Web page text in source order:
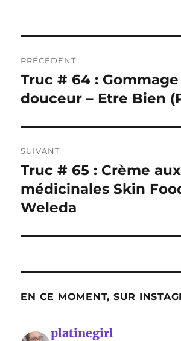
de
l’article
PRÉCÉDENT
Publication
précédente :
Truc # 64 :
douceur – Etre Bien
SUIVANT
Publication
suivante :
Truc # 65 : Crème
médicinales Skin
Weleda
EN CE MOMENT, SUR
platinegirl